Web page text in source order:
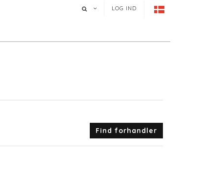
LOG IND
Find forhandler